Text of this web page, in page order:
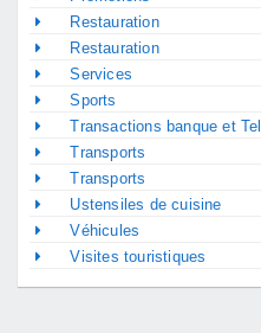
Restauration
Restauration
Services
Sports
Transactions banque et Tel.
Transports
Transports
Ustensiles de cuisine
Véhicules
Visites touristiques